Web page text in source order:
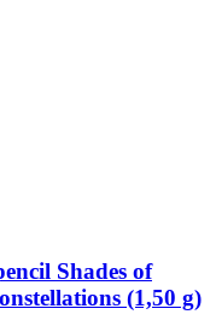
Shades of
(1,50 g)